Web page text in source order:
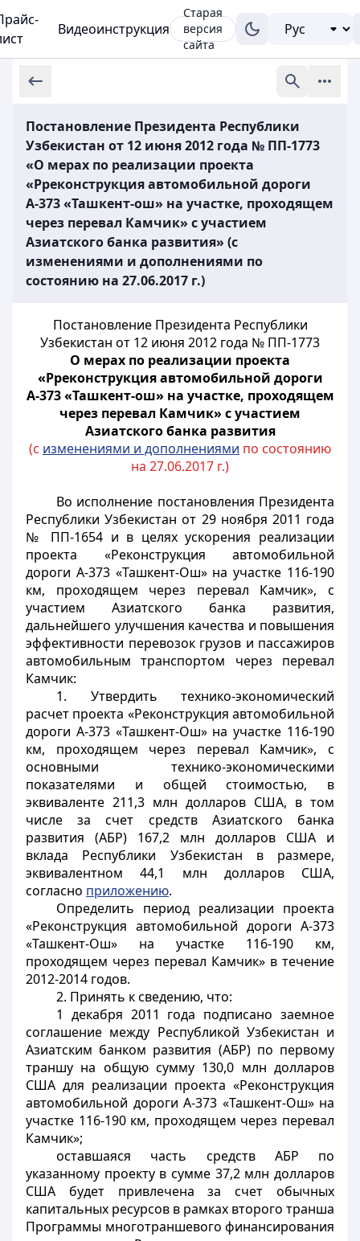
Видеоинструкция
Старая
версия
сайта
Постановление Президента Республики
Узбекистан от 12 июня 2012 года № ПП-1773
«О мерах по реализации проекта
«Рреконструкция автомобильной дороги
А-373 «Ташкент-ош» на участке, проходящем
через перевал Камчик» с участием
Азиатского банка развития» (с
изменениями и дополнениями по
состоянию на 27.06.2017 г.)
Постановление Президента Республики
Узбекистан от 12 июня 2012 года № ПП-1773
О мерах по реализации проекта
«Рреконструкция автомобильной дороги
А-373 «Ташкент-ош» на участке, проходящем
через перевал Камчик» с участием
Азиатского банка развития
(с изменениями и дополнениями по состоянию
на 27.06.2017 г.)
Во исполнение постановления Президента
Республики Узбекистан от 29 ноября 2011 года
№ ПП-1654 и в целях ускорения реализации
проекта «Реконструкция автомобильной
дороги А-373 «Ташкент-Ош» на участке 116-190
км, проходящем через перевал Камчик», с
участием Азиатского банка развития,
дальнейшего улучшения качества и повышения
эффективности перевозок грузов и пассажиров
автомобильным транспортом через перевал
Камчик:
1. Утвердить технико-экономический
расчет проекта «Реконструкция автомобильной
дороги А-373 «Ташкент-Ош» на участке 116-190
км, проходящем через перевал Камчик», с
основными технико-экономическими
показателями и общей стоимостью, в
эквиваленте 211,3 млн долларов США, в том
числе за счет средств Азиатского банка
развития (АБР) 167,2 млн долларов США и
вклада Республики Узбекистан в размере,
эквивалентном 44,1 млн долларов США,
согласно приложению.
Определить период реализации проекта
«Реконструкция автомобильной дороги А-373
«Ташкент-Ош» на участке 116-190 км,
проходящем через перевал Камчик» в течение
2012-2014 годов.
2. Принять к сведению, что:
1 декабря 2011 года подписано заемное
соглашение между Республикой Узбекистан и
Азиатским банком развития (АБР) по первому
траншу на общую сумму 130,0 млн долларов
США для реализации проекта «Реконструкция
автомобильной дороги А-373 «Ташкент-Ош» на
участке 116-190 км, проходящем через перевал
Камчик»;
оставшаяся часть средств АБР по
указанному проекту в сумме 37,2 млн долларов
США будет привлечена за счет обычных
капитальных ресурсов в рамках второго транша
Программы многотраншевого финансирования